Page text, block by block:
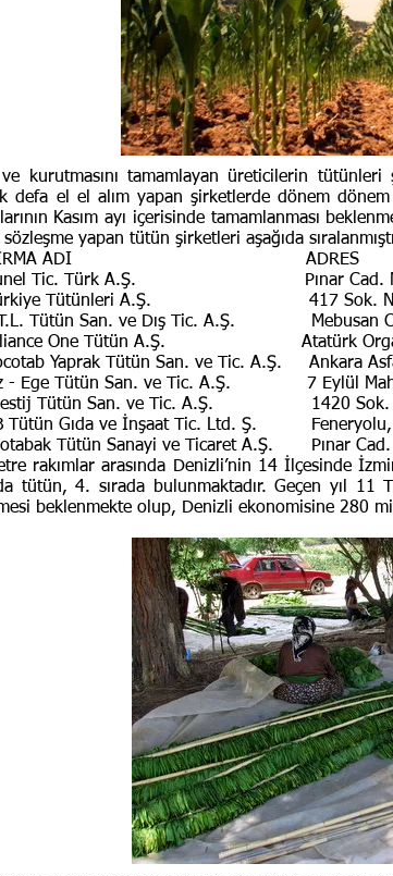
kurutmasını tamamlayan üreticilerin tütünleri
defa el el alım yapan şirketlerde dönem
Kasım ayı içerisinde tamamlanması
yapan tütün şirketleri aşağıda
FİRMA ADI ADRES
Türk A.Ş. Pınar Cad. No.89
A.Ş. 417 Sok.
San. ve Dış Tic. A.Ş. Mebusan Cad.
Tütün A.Ş. Atatürk Organize
Tütün San. ve Tic. A.Ş. Ankara
San. ve Tic. A.Ş. 7 Eylül Mah. Bige
San. ve Tic. A.Ş. 1420 Sok.
ve İnşaat Tic. Ltd. Ş. Feneryolu,
Sanayi ve Ticaret A.Ş. Pınar Cad.
rakımlar arasında Denizli’nin 14 İlçesinde
tütün, 4. sırada bulunmaktadır. Geçen yıl
beklenmekte olup, Denizli ekonomisine 280